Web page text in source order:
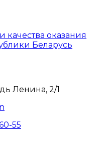
качества оказания
Беларусь
Ленина, 2/1
55